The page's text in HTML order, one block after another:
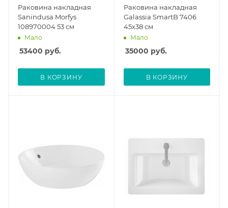
Раковина накладная
Sanindusa Morfys
108970004 53 см
Мало
53400 руб.
В КОРЗИНУ
Раковина накладная
Galassia SmartB 7406
45х38 см
Мало
35000 руб.
В КОРЗИНУ